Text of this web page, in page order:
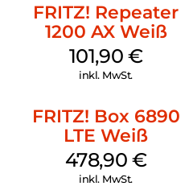
FRITZ! Repeater
1200 AX Weiß
101,90 €
inkl. MwSt.
FRITZ! Box 6890
LTE Weiß
478,90 €
inkl. MwSt.